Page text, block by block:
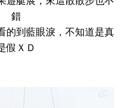
錯
的到藍眼淚，不知道是真
假ＸＤ